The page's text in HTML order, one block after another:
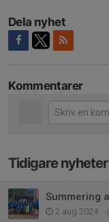
Dela nyhet
Kommentarer
Tidigare nyheter
2 aug 2024